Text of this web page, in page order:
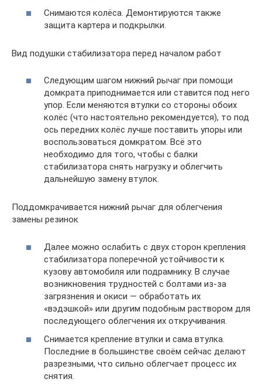
Снимаются колёса. Демонтируются также
защита картера и подкрылки.
Вид подушки стабилизатора перед началом работ
Следующим шагом нижний рычаг при помощи
домкрата приподнимается или ставится под него
упор. Если меняются втулки со стороны обоих
колёс (что настоятельно рекомендуется), то под
ось передних колёс лучше поставить упоры или
воспользоваться домкратом. Всё это
необходимо для того, чтобы с балки
стабилизатора снять нагрузку и облегчить
дальнейшую замену втулок.
Поддомкрачивается нижний рычаг для облегчения
замены резинок
Далее можно ослабить с двух сторон крепления
стабилизатора поперечной устойчивости к
кузову автомобиля или подрамнику. В случае
возникновения трудностей с болтами из-за
загрязнения и окиси — обработать их
«вэдэшкой» или другим подобным раствором для
последующего облегчения их откручивания.
Снимается крепление втулки и сама втулка.
Последние в большинстве своём сейчас делают
разрезными, что сильно облегчает процесс их
снятия.